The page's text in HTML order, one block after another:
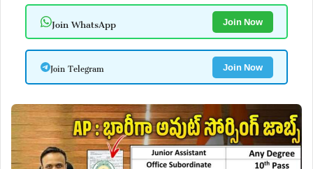
Join WhatsApp Join Now
Join Telegram Join Now